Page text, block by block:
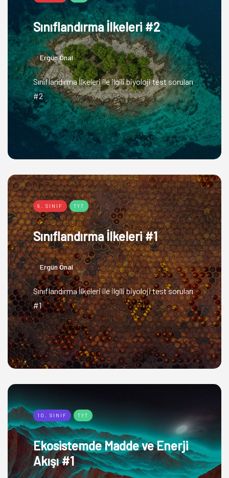
Sınıflandırma İlkeleri #2
Ergün Önal
Sınıflandırma İlkeleri ile ilgili biyoloji test soruları
#2
9. SINIF TYT
Sınıflandırma İlkeleri #1
Ergün Önal
Sınıflandırma İlkeleri ile ilgili biyoloji test soruları
#1
10. SINIF TYT
Ekosistemde Madde ve Enerji
Akışı #1